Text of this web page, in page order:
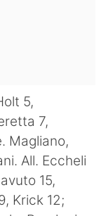
5,
7,
Magliano,
All. Eccheli
15,
Krick 12;